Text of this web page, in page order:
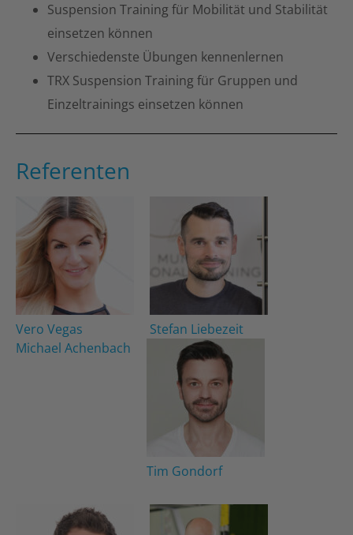
Suspension Training für Mobilität und Stabilität
einsetzen können
Verschiedenste Übungen kennenlernen
TRX Suspension Training für Gruppen und
Einzeltrainings einsetzen können
Referenten
Vero Vegas
Stefan Liebezeit
Michael Achenbach
Tim Gondorf